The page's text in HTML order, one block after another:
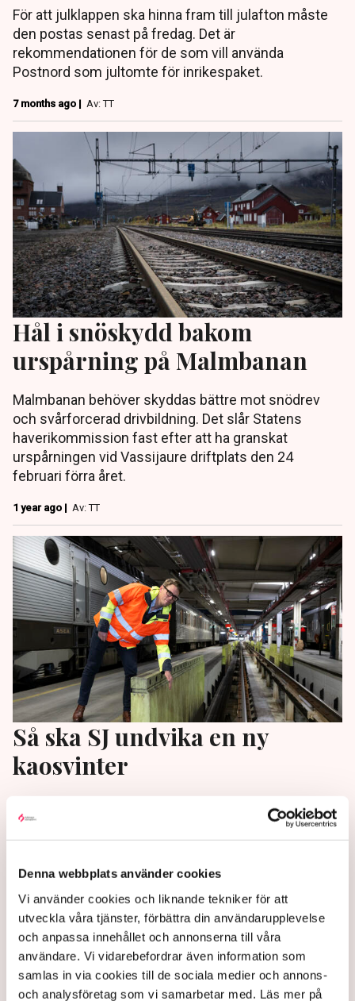
Denna webbplats använder cookies
Vi använder cookies och liknande tekniker för att
utveckla våra tjänster, förbättra din användarupplevelse
och anpassa innehållet och annonserna till våra
användare. Vi vidarebefordrar även information som
samlas in via cookies till de sociala medier och annons-
och analysföretag som vi samarbetar med. Läs mer på
För att julklappen ska hinna fram till julafton måste
den postas senast på fredag. Det är
rekommendationen för de som vill använda
Postnord som jultomte för inrikespaket.
7 months ago | Av: TT
Hål i snöskydd bakom
urspårning på Malmbanan
Malmbanan behöver skyddas bättre mot snödrev
och svårforcerad drivbildning. Det slår Statens
haverikommission fast efter att ha granskat
urspårningen vid Vassijaure driftplats den 24
februari förra året.
1 year ago | Av: TT
Så ska SJ undvika en ny
kaosvinter
Efter en vinter med inställda tåg sjönk förtroendet
för SJ till rekordlåga nivåer.